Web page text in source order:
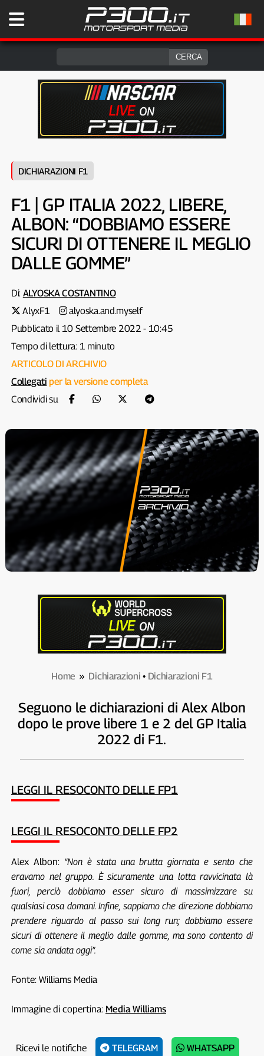
DICHIARAZIONI F1
F1 | GP ITALIA 2022, LIBERE,
ALBON: “DOBBIAMO ESSERE
SICURI DI OTTENERE IL MEGLIO
DALLE GOMME”
Di: ALYOSKA COSTANTINO
AlyxF1
alyoska.and.myself
Pubblicato il 10 Settembre 2022 - 10:45
Tempo di lettura: 1 minuto
ARTICOLO DI ARCHIVIO
Collegati per la versione completa
Condividi su
Home » Dichiarazioni • Dichiarazioni F1
Seguono le dichiarazioni di Alex Albon
dopo le prove libere 1 e 2 del GP Italia
2022 di F1.
LEGGI IL RESOCONTO DELLE FP1
LEGGI IL RESOCONTO DELLE FP2
Alex Albon: “Non è stata una brutta giornata e sento che
eravamo nel gruppo. È sicuramente una lotta ravvicinata là
fuori, perciò dobbiamo esser sicuro di massimizzare su
qualsiasi cosa domani. Infine, sappiamo che direzione dobbiamo
prendere riguardo al passo sui long run; dobbiamo essere
sicuri di ottenere il meglio dalle gomme, ma sono contento di
come sia andata oggi”.
Fonte: Williams Media
Immagine di copertina: Media Williams
Ricevi le notifiche TELEGRAM WHATSAPP